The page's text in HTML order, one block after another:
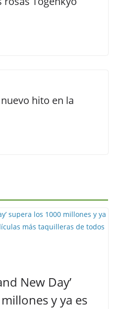
hito en la
New Day’
y ya es